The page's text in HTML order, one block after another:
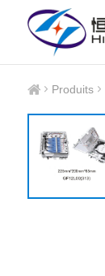
Produits